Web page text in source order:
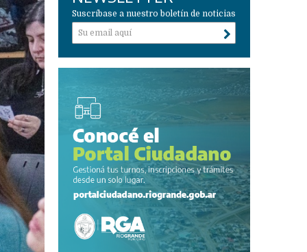
Suscríbase a nuestro boletín de noticias